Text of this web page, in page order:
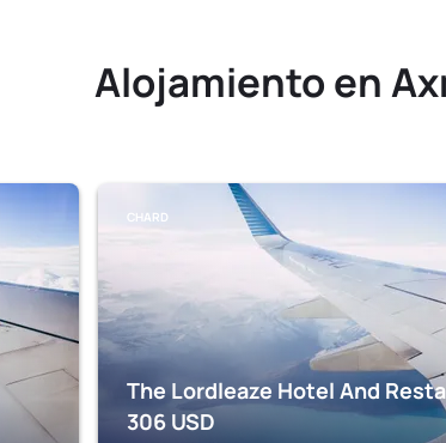
Alojamiento en
CHARD
The Lordleaze Hotel And
306 USD